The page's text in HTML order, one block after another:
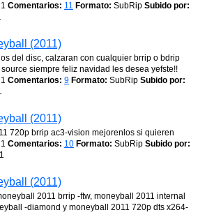
1 Comentarios: 11 Formato: SubRip Subido por:
(2011)
del disc, calzaran con cualquier brrip o bdrip
siempre feliz navidad les desea yefste!!
1 Comentarios: 9 Formato: SubRip Subido por:
(2011)
720p brrip ac3-vision mejorenlos si quieren
1 Comentarios: 10 Formato: SubRip Subido por:
(2011)
2011 brrip -ftw, moneyball 2011 internal
-diamond y moneyball 2011 720p dts x264-